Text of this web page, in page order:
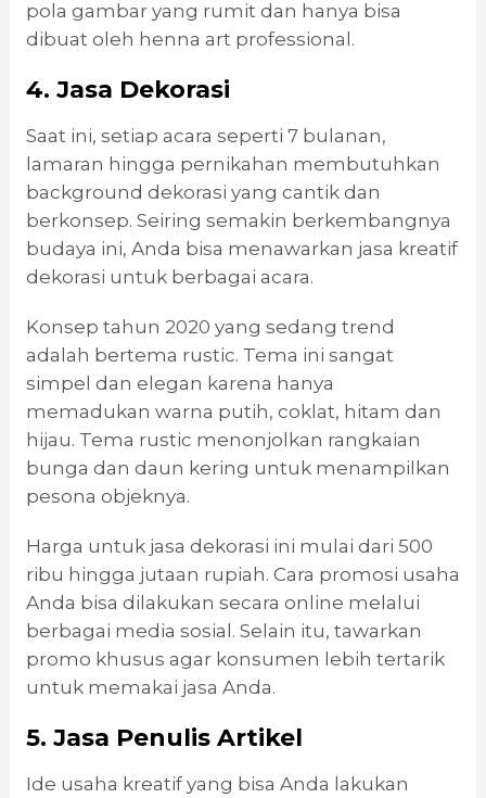
pola gambar yang rumit dan hanya bisa
dibuat oleh henna art professional.
4. Jasa Dekorasi
Saat ini, setiap acara seperti 7 bulanan,
lamaran hingga pernikahan membutuhkan
background dekorasi yang cantik dan
berkonsep. Seiring semakin berkembangnya
budaya ini, Anda bisa menawarkan jasa kreatif
dekorasi untuk berbagai acara.
Konsep tahun 2020 yang sedang trend
adalah bertema rustic. Tema ini sangat
simpel dan elegan karena hanya
memadukan warna putih, coklat, hitam dan
hijau. Tema rustic menonjolkan rangkaian
bunga dan daun kering untuk menampilkan
pesona objeknya.
Harga untuk jasa dekorasi ini mulai dari 500
ribu hingga jutaan rupiah. Cara promosi usaha
Anda bisa dilakukan secara online melalui
berbagai media sosial. Selain itu, tawarkan
promo khusus agar konsumen lebih tertarik
untuk memakai jasa Anda.
5. Jasa Penulis Artikel
Ide usaha kreatif yang bisa Anda lakukan